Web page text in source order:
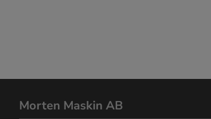
Morten Maskin AB